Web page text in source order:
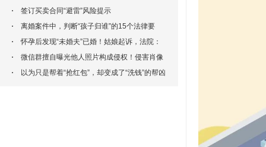
同财产吗？
签订买卖合同“避雷”风险提示
离婚案件中，判断“孩子归谁”的15个法律要
点！一文讲清
怀孕后发现“未婚夫”已婚！姑娘起诉，法院：
侵犯一般人格权！
微信群擅自曝光他人照片构成侵权！侵害肖像
权不再以“营利目的”为条件
以为只是帮着“抢红包”，却变成了“洗钱”的帮凶